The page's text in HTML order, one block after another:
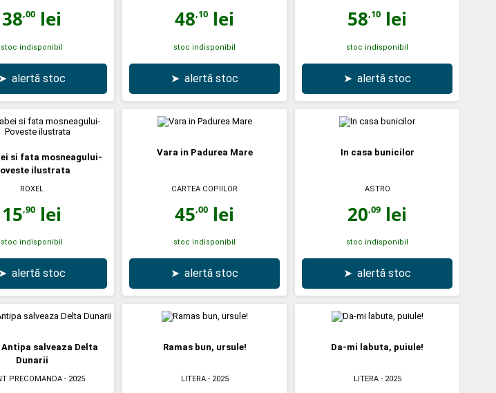
38,00 lei
stoc indisponibil
➤ alertă stoc
48,10 lei
stoc indisponibil
➤ alertă stoc
58,10 lei
stoc indisponibil
➤ alertă stoc
si fata mosneagului-
ilustrata
ROXEL
15,90 lei
stoc indisponibil
➤ alertă stoc
Vara in Padurea Mare
CARTEA COPIILOR
45,00 lei
stoc indisponibil
➤ alertă stoc
In casa bunicilor
ASTRO
20,09 lei
stoc indisponibil
➤ alertă stoc
salveaza Delta
Dunarii
PRECOMANDA - 2025
Ramas bun, ursule!
LITERA- 2025
Da-mi labuta, puiule!
LITERA- 2025